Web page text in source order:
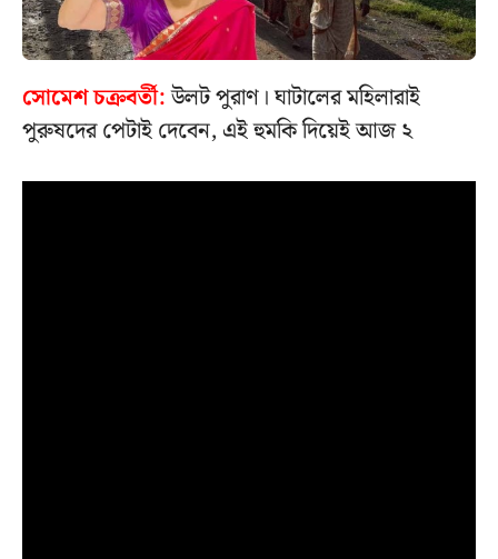
সোমেশ চক্রবর্তী:উলট পুরাণ। ঘাটালের মহিলারাই
পুরুষদের পেটাই দেবেন, এই হুমকি দিয়েই আজ ২